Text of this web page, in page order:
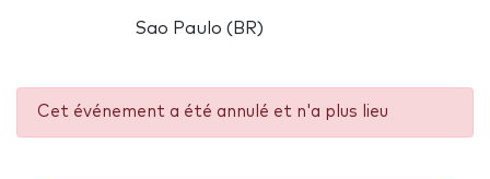
Sao Paulo (BR)
Cet événement a été annulé et n'a plus lieu